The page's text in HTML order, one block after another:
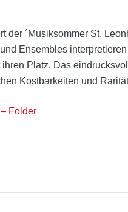
der ´Musiksommer St.
Ensembles
Platz. Das
Kostbarkeiten und
Folder